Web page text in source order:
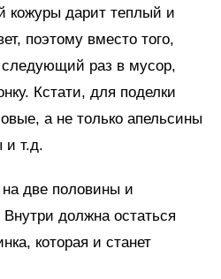
кожуры дарит теплый и
поэтому вместо того,
раз в мусор,
Кстати, для поделки
а не только апельсины
и т.д.
две половины и
должна остаться
которая и станет